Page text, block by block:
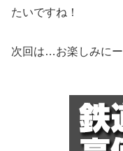
たいですね！
次回は…お楽しみにー